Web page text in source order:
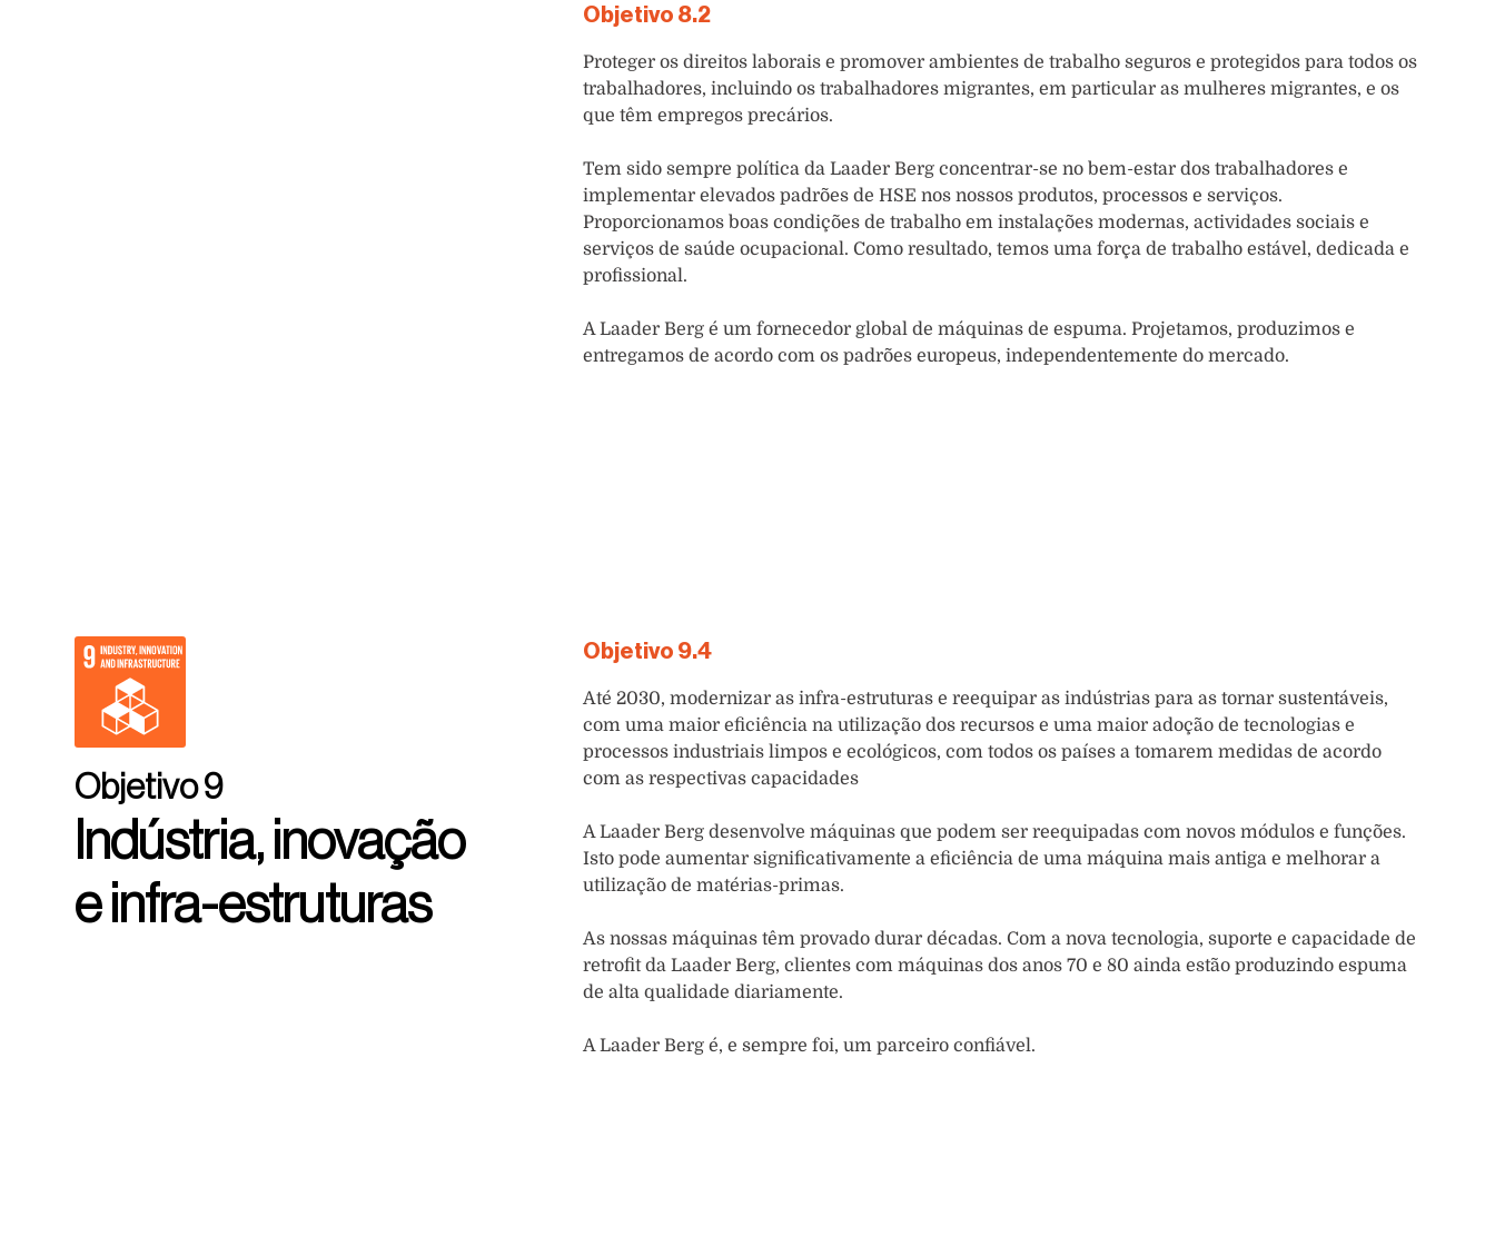
Objetivo 8.2
Proteger os direitos laborais e promover ambientes de trabalho seguros e protegidos para todos os
trabalhadores, incluindo os trabalhadores migrantes, em particular as mulheres migrantes, e os
que têm empregos precários.
Tem sido sempre política da Laader Berg concentrar-se no bem-estar dos trabalhadores e
implementar elevados padrões de HSE nos nossos produtos, processos e serviços.
Proporcionamos boas condições de trabalho em instalações modernas, actividades sociais e
serviços de saúde ocupacional. Como resultado, temos uma força de trabalho estável, dedicada e
profissional.
A Laader Berg é um fornecedor global de máquinas de espuma. Projetamos, produzimos e
entregamos de acordo com os padrões europeus, independentemente do mercado.
Objetivo 9
Indústria, inovação
e infra-estruturas
Objetivo 9.4
Até 2030, modernizar as infra-estruturas e reequipar as indústrias para as tornar sustentáveis,
com uma maior eficiência na utilização dos recursos e uma maior adoção de tecnologias e
processos industriais limpos e ecológicos, com todos os países a tomarem medidas de acordo
com as respectivas capacidades
A Laader Berg desenvolve máquinas que podem ser reequipadas com novos módulos e funções.
Isto pode aumentar significativamente a eficiência de uma máquina mais antiga e melhorar a
utilização de matérias-primas.
As nossas máquinas têm provado durar décadas. Com a nova tecnologia, suporte e capacidade de
retrofit da Laader Berg, clientes com máquinas dos anos 70 e 80 ainda estão produzindo espuma
de alta qualidade diariamente.
A Laader Berg é, e sempre foi, um parceiro confiável.